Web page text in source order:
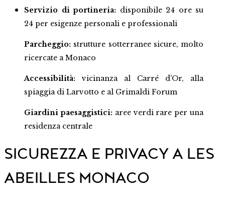
Servizio di portineria: disponibile 24 ore su
24 per esigenze personali e professionali
Parcheggio: strutture sotterranee sicure, molto
ricercate a Monaco
Accessibilità: vicinanza al Carré d’Or, alla
spiaggia di Larvotto e al Grimaldi Forum
Giardini paesaggistici:aree verdi rare per una
residenza centrale
SICUREZZA E PRIVACY A LES
ABEILLES MONACO